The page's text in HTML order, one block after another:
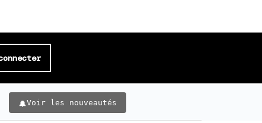
Voir les nouveautés